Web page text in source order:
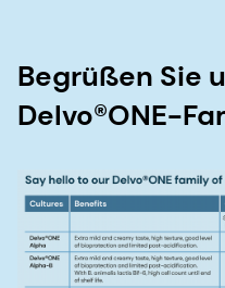
Begrüßen Sie
Delvo®ONE-